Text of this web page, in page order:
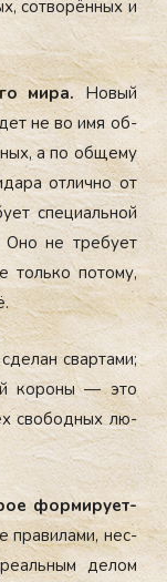
сот­во­рён­ных и
ми­ра. Но­вый
не во имя об­
а по об­ще­му
от­лично от
спе­ци­аль­ной
Оно не тре­бу­ет
толь­ко по­тому,
свар­та­ми;
ко­роны — это
сво­бод­ных лю­
фор­ми­ру­ет­
пра­вила­ми, нес­
де­лом